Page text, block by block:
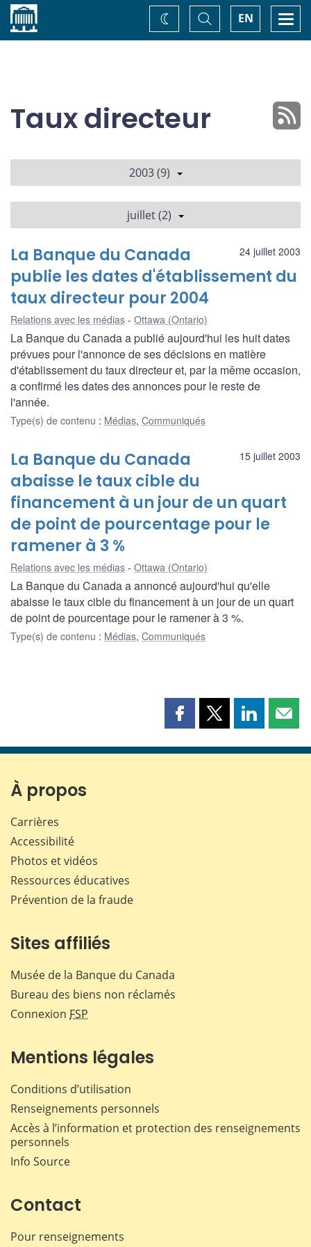
Accueil EN
Basculer
la
recherche
Changez
de
Taux directeur
2003 (9)
juillet (2)
24 juillet 2003
La Banque du Canada
publie les dates d'établissement du
taux directeur pour 2004
Relations avec les médias Ottawa (Ontario)
La Banque du Canada a publié aujourd'hui les huit dates
prévues pour l'annonce de ses décisions en matière
d'établissement du taux directeur et, par la même occasion,
a confirmé les dates des annonces pour le reste de
l'année.
Type(s) de contenu : Médias, Communiqués
15 juillet 2003
La Banque du Canada
abaisse le taux cible du
financement à un jour de un quart
de point de pourcentage pour le
ramener à 3 %
Relations avec les médias Ottawa (Ontario)
La Banque du Canada a annoncé aujourd'hui qu'elle
abaisse le taux cible du financement à un jour de un quart
de point de pourcentage pour le ramener à 3 %.
Type(s) de contenu : Médias, Communiqués
Partager
page
Partager
page
Partager
page page
À propos
Carrières
Accessibilité
Photos et vidéos
Ressources éducatives
Prévention de la fraude
Sites affiliés
Musée de la Banque du Canada
Bureau des biens non réclamés
Connexion FSP
Mentions légales
Conditions d’utilisation
Renseignements personnels
Accès à l’information et protection des renseignements
personnels
Info Source
Contact
Pour renseignements